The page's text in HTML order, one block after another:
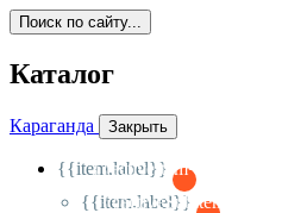
Поиск по сайту...
Каталог
Караганда Закрыть
{{item.label}}
{{activeItem==item.id?'-
{{item.label}}
{{activeSubitem==item.id?'-